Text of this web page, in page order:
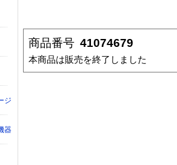
商品番号 41074679
本商品は販売を終了しました
ジ
器